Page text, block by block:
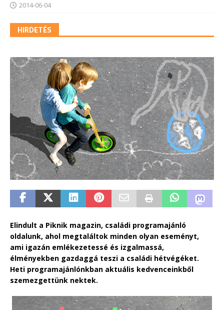
2014-06-04
HIRDETÉS
Elindult a Piknik magazin, családi programajánló
oldalunk, ahol megtaláltok minden olyan eseményt,
ami igazán emlékezetessé és izgalmassá,
élményekben gazdaggá teszi a családi hétvégéket.
Heti programajánlónkban aktuális kedvenceinkből
szemezgettünk nektek.